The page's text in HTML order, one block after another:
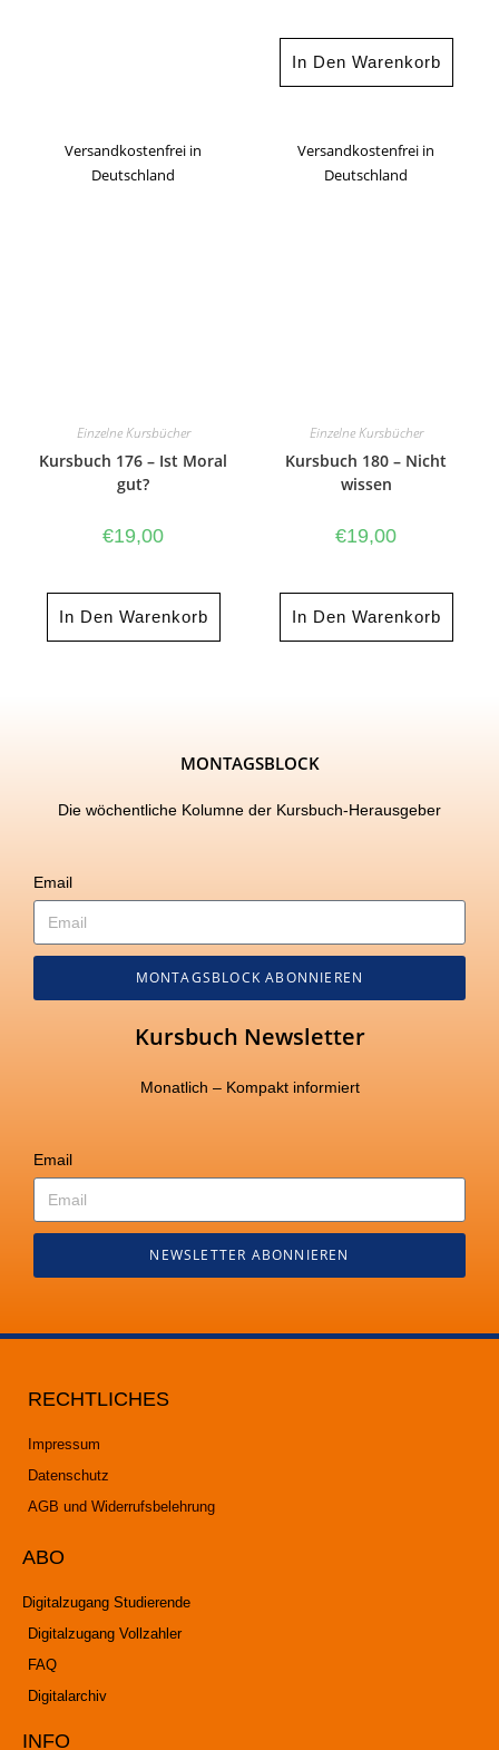
In Den Warenkorb
Versandkostenfrei in
Deutschland
Einzelne Kursbücher
Kursbuch 176 – Ist Moral
gut?
€19,00
In Den Warenkorb
Versandkostenfrei in
Deutschland
Einzelne Kursbücher
Kursbuch 180 – Nicht
wissen
€19,00
In Den Warenkorb
MONTAGSBLOCK
Die wöchentliche Kolumne der Kursbuch-Herausgeber
Email
MONTAGSBLOCK ABONNIEREN
Kursbuch Newsletter
Monatlich – Kompakt informiert
Email
NEWSLETTER ABONNIEREN
RECHTLICHES
Impressum
Datenschutz
AGB und Widerrufsbelehrung
ABO
Digitalzugang Studierende
Digitalzugang Vollzahler
FAQ
Digitalarchiv
INFO